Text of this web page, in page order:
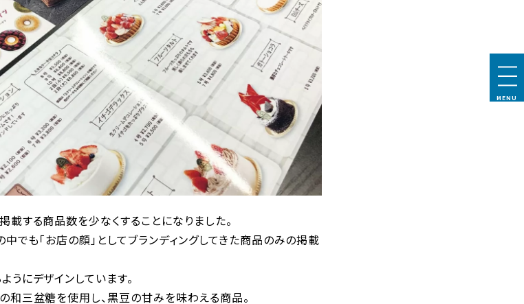
する商品数を少なくすることになりました。
でも「お店の顔」としてブランディングしてきた商品のみの掲載
にデザインしています。
和三盆糖を使用し、黒豆の甘みを味わえる商品。
MENU